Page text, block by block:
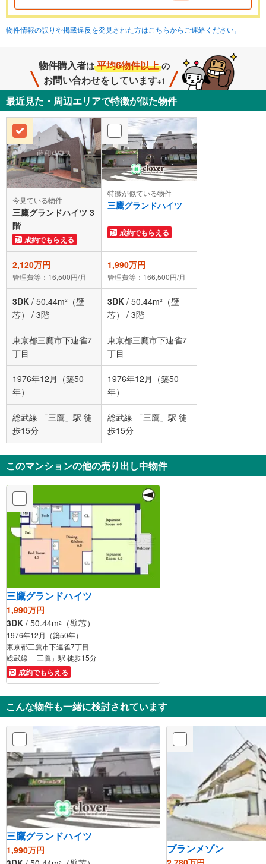
物件情報の誤りや掲載違反を発見された方はこちらからご連絡ください。
物件購入者は 平均6物件以上 の
お問い合わせをしています※1
最近見た・周辺エリアで特徴が似た物件
今見ている物件
三鷹グランドハイツ 3
階
成約でもらえる
特徴が似ている物件
三鷹グランドハイツ
成約でもらえる
2,120万円
管理費等：16,500円/月
1,990万円
管理費等：166,500円/月
3DK / 50.44m²（壁
芯）
/ 3階
3DK / 50.44m²（壁
芯）
/ 3階
東京都三鷹市下連雀7
丁目
東京都三鷹市下連雀7
丁目
1976年12月（築50
年）
1976年12月（築50
年）
総武線 「三鷹」駅 徒
歩15分
総武線 「三鷹」駅 徒
歩15分
このマンションの他の売り出し中物件
三鷹グランドハイツ
1,990万円
3DK / 50.44m2 （壁芯）
1976年12月（築50年）
東京都三鷹市下連雀7丁目
総武線 「三鷹」駅 徒歩15分
成約でもらえる
こんな物件も一緒に検討されています
三鷹グランドハイツ
1,990万円
2
ブランメゾン